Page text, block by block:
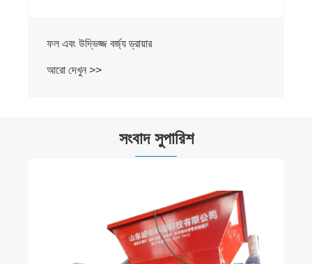
সংবাদ সুপারিশ
আরো দেখুন >>